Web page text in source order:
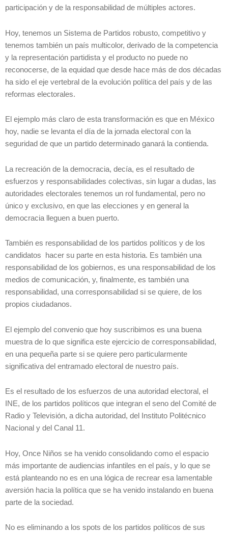
participación y de la responsabilidad de múltiples actores.
Hoy, tenemos un Sistema de Partidos robusto, competitivo y
tenemos también un país multicolor, derivado de la competencia
y la representación partidista y el producto no puede no
reconocerse, de la equidad que desde hace más de dos décadas
ha sido el eje vertebral de la evolución política del país y de las
reformas electorales.
El ejemplo más claro de esta transformación es que en México
hoy, nadie se levanta el día de la jornada electoral con la
seguridad de que un partido determinado ganará la contienda.
La recreación de la democracia, decía, es el resultado de
esfuerzos y responsabilidades colectivas, sin lugar a dudas, las
autoridades electorales tenemos un rol fundamental, pero no
único y exclusivo, en que las elecciones y en general la
democracia lleguen a buen puerto.
También es responsabilidad de los partidos políticos y de los
candidatos hacer su parte en esta historia. Es también una
responsabilidad de los gobiernos, es una responsabilidad de los
medios de comunicación, y, finalmente, es también una
responsabilidad, una corresponsabilidad si se quiere, de los
propios ciudadanos.
El ejemplo del convenio que hoy suscribimos es una buena
muestra de lo que significa este ejercicio de corresponsabilidad,
en una pequeña parte si se quiere pero particularmente
significativa del entramado electoral de nuestro país.
Es el resultado de los esfuerzos de una autoridad electoral, el
INE, de los partidos políticos que integran el seno del Comité de
Radio y Televisión, a dicha autoridad, del Instituto Politécnico
Nacional y del Canal 11.
Hoy, Once Niños se ha venido consolidando como el espacio
más importante de audiencias infantiles en el país, y lo que se
está planteando no es en una lógica de recrear esa lamentable
aversión hacia la política que se ha venido instalando en buena
parte de la sociedad.
No es eliminando a los spots de los partidos políticos de sus